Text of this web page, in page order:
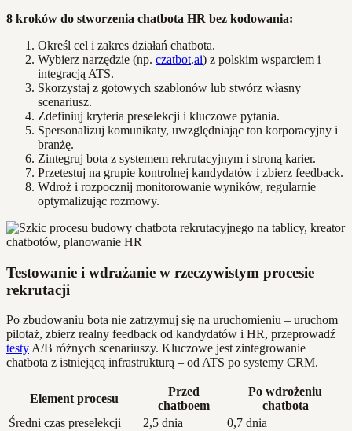
8 kroków do stworzenia chatbota HR bez kodowania:
Określ cel i zakres działań chatbota.
Wybierz narzędzie (np. czatbot.ai) z polskim wsparciem i
integracją ATS.
Skorzystaj z gotowych szablonów lub stwórz własny
scenariusz.
Zdefiniuj kryteria preselekcji i kluczowe pytania.
Spersonalizuj komunikaty, uwzględniając ton korporacyjny i
branżę.
Zintegruj bota z systemem rekrutacyjnym i stroną karier.
Przetestuj na grupie kontrolnej kandydatów i zbierz feedback.
Wdroż i rozpocznij monitorowanie wyników, regularnie
optymalizując rozmowy.
Testowanie i wdrażanie w rzeczywistym procesie
rekrutacji
Po zbudowaniu bota nie zatrzymuj się na uruchomieniu – uruchom
pilotaż, zbierz realny feedback od kandydatów i HR, przeprowadź
testyA/B różnych scenariuszy. Kluczowe jest zintegrowanie
chatbota z istniejącą infrastrukturą – od ATS po systemy CRM.
Element procesu
Przed
chatboem
Po wdrożeniu
chatbota
Średni czas preselekcji
2,5 dnia
0,7 dnia